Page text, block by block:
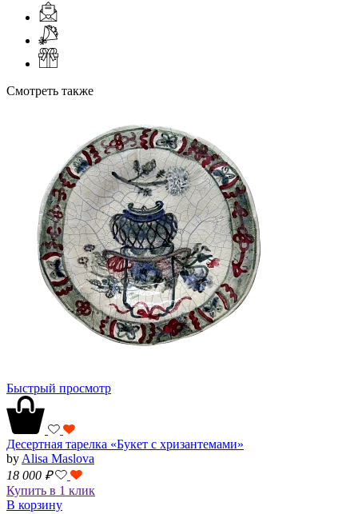
Смотреть также
Быстрый просмотр
Десертная тарелка «Букет с хризантемами»
by Alisa Maslova
18 000 ₽
Купить в 1 клик
В корзину